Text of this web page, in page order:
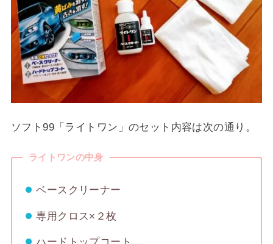
ソフト99「ライトワン」のセット内容は次の通り。
ライトワンの中身
ベースクリーナー
専用クロス×２枚